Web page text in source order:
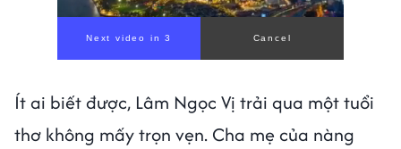
Next video in 1 Cancel
Ít ai biết được, Lâm Ngọc Vị trải qua một tuổi
thơ không mấy trọn vẹn. Cha mẹ của nàng